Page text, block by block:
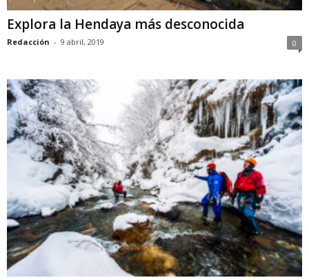
Explora la Hendaya más desconocida
Redacción - 9 abril, 2019 0